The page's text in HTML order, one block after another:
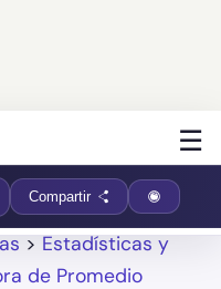
☰
Compartir
> Estadísticas y
de Promedio